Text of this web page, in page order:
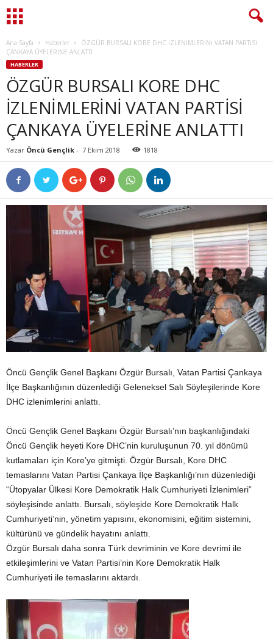
Ana Sayfa Haberler
ÖZGÜR BURSALI KORE DHC İZLENİMLERİNİ VATAN PARTİSİ
ÇANKAYA ÜYELERİNE ANLATTI
HABERLER
ÖZGÜR BURSALI KORE DHC
İZLENİMLERİNİ VATAN PARTİSİ
ÇANKAYA ÜYELERİNE ANLATTI
Yazar Öncü Gençlik - 7 Ekim 2018 1818
Öncü Gençlik Genel Başkanı Özgür Bursalı, Vatan Partisi Çankaya
İlçe Başkanlığının düzenlediği Geleneksel Salı Söyleşilerinde Kore
DHC izlenimlerini anlattı.
Öncü Gençlik Genel Başkanı Özgür Bursalı’nın başkanlığındaki
Öncü Gençlik heyeti Kore DHC’nin kuruluşunun 70. yıl dönümü
kutlamaları için Kore’ye gitmişti. Özgür Bursalı, Kore DHC
temaslarını Vatan Partisi Çankaya İlçe Başkanlığı’nın düzenlediği
“Ütopyalar Ülkesi Kore Demokratik Halk Cumhuriyeti İzlenimleri”
söyleşisinde anlattı. Bursalı, söyleşide Kore Demokratik Halk
Cumhuriyeti’nin, yönetim yapısını, ekonomisini, eğitim sistemini,
kültürünü ve gündelik hayatını anlattı.
Özgür Bursalı daha sonra Türk devriminin ve Kore devrimi ile
etkileşimlerini ve Vatan Partisi’nin Kore Demokratik Halk
Cumhuriyeti ile temaslarını aktardı.